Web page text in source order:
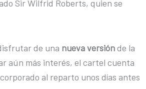
Sir Wilfrid Roberts, quien se
de una nueva versiónde la
aún más interés, el cartel cuenta
al reparto unos días antes